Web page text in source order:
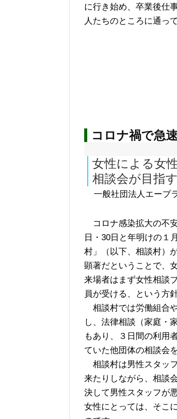
に行き始め、卒業後仕
人たちのところに通っ
コロナ禍で急
女性による女
相談会が目指
一般社団法人エープ
コロナ感染拡大の不
日・30日と年明けの１
村」（以下、相談村）
顕著だということで、
来場者はまず女性相談
員が受ける、という方
相談村では労働組合
し、法律相談（家庭・
もあり、３日間の利用
ていた他団体の相談会
相談村は男性スタッ
来たりしながら、相談
決して男性スタッフが
女性にとっては、そこ